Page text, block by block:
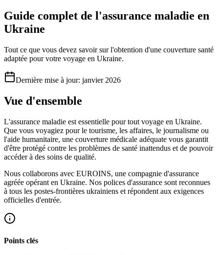
Guide complet de l'assurance maladie en
Ukraine
Tout ce que vous devez savoir sur l'obtention d'une couverture santé
adaptée pour votre voyage en Ukraine.
Dernière mise à jour: janvier 2026
Vue d'ensemble
L'assurance maladie est essentielle pour tout voyage en Ukraine.
Que vous voyagiez pour le tourisme, les affaires, le journalisme ou
l'aide humanitaire, une couverture médicale adéquate vous garantit
d'être protégé contre les problèmes de santé inattendus et de pouvoir
accéder à des soins de qualité.
Nous collaborons avec EUROINS, une compagnie d'assurance
agréée opérant en Ukraine. Nos polices d'assurance sont reconnues
à tous les postes-frontières ukrainiens et répondent aux exigences
officielles d'entrée.
Points clés